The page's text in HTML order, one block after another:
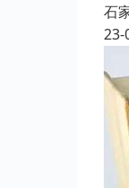
石
23-